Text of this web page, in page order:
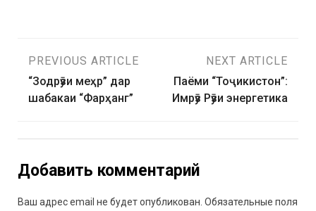
PREVIOUS ARTICLE
“Зодрӯзи меҳр” дар
шабакаи “Фарҳанг”
NEXT ARTICLE
Паёми “Тоҷикистон”:
Имрӯз Рӯзи энергетика
Добавить комментарий
Ваш адрес email не будет опубликован. Обязательные поля